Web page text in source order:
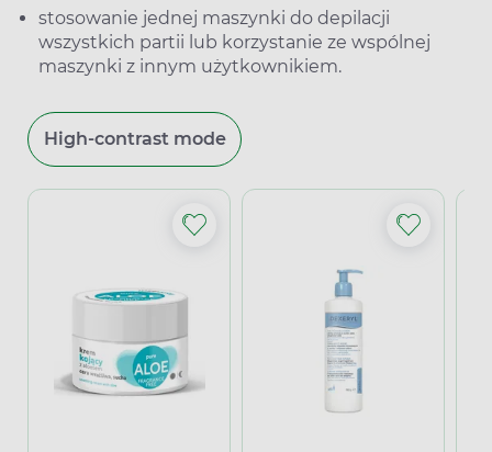
stosowanie jednej maszynki do depilacji
wszystkich partii lub korzystanie ze wspólnej
maszynki z innym użytkownikiem.
High-contrast mode